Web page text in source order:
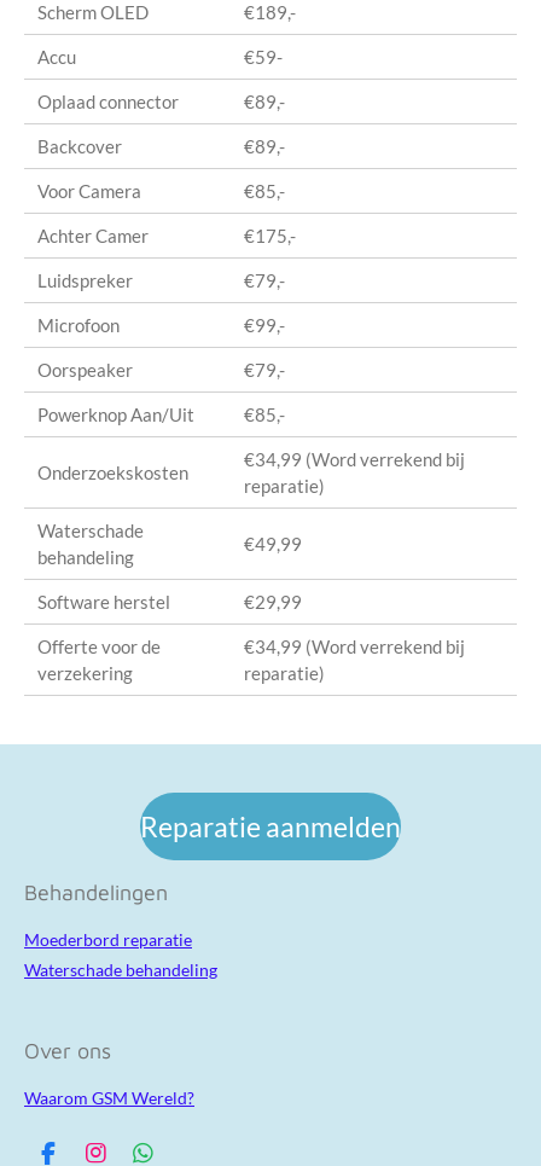
Scherm OLED €189,-
Accu €59-
Oplaad connector €89,-
Backcover €89,-
Voor Camera €85,-
Achter Camer €175,-
Luidspreker €79,-
Microfoon €99,-
Oorspeaker €79,-
Powerknop Aan/Uit €85,-
Onderzoekskosten
€34,99 (Word verrekend bij
reparatie)
Waterschade
behandeling
€49,99
Software herstel €29,99
Offerte voor de
verzekering
€34,99 (Word verrekend bij
reparatie)
Reparatie aanmelden
Behandelingen
Moederbord reparatie
Waterschade behandeling
Over ons
Waarom GSM Wereld?